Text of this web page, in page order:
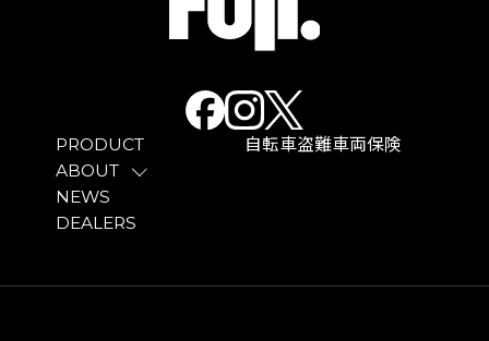
PRODUCT
ABOUT
NEWS
DEALERS
自転車盗難車両保険